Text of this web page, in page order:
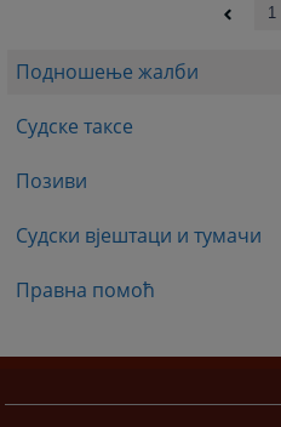
Подношење жалби
Судске таксе
Позиви
Судски вјештаци и тумачи
Правна помоћ
1